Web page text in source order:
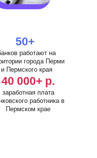
50+
работают на
города Перми
и Пермского края
40 000+ р.
заработная плата
работника в
Пермском крае